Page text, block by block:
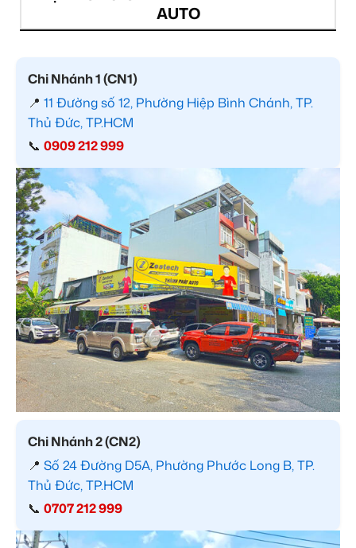
AUTO
Chi Nhánh 1 (CN1)
📍 11 Đường số 12, Phường Hiệp Bình Chánh, TP.
Thủ Đức, TP.HCM
📞 0909 212 999
Chi Nhánh 2 (CN2)
📍 Số 24 Đường D5A, Phường Phước Long B, TP.
Thủ Đức, TP.HCM
📞 0707 212 999